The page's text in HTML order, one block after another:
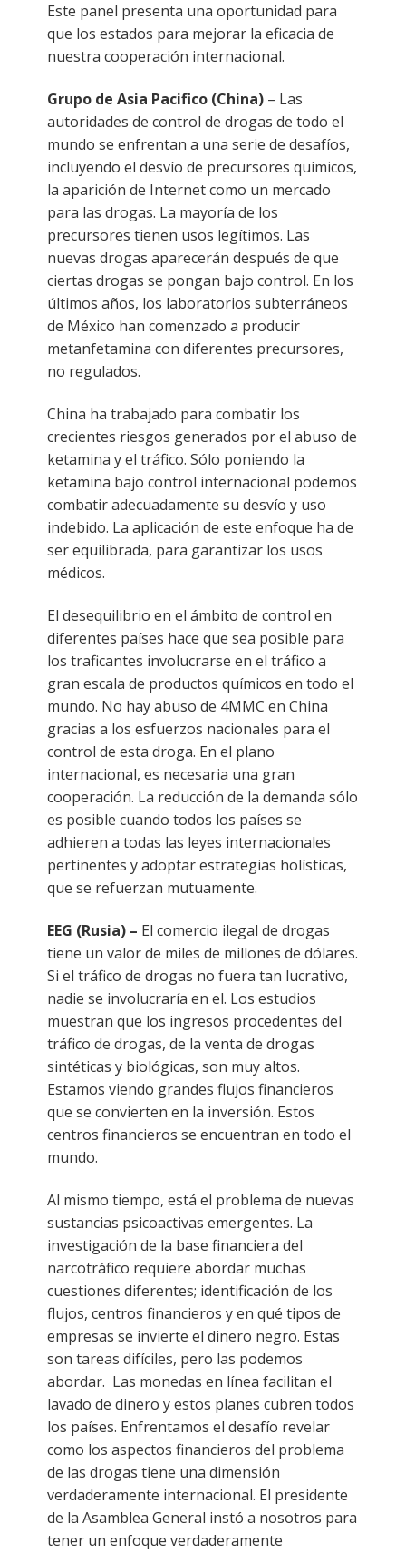
Este panel presenta una oportunidad para
que los estados para mejorar la eficacia de
nuestra cooperación internacional.
Grupo de Asia Pacifico (China) – Las
autoridades de control de drogas de todo el
mundo se enfrentan a una serie de desafíos,
incluyendo el desvío de precursores químicos,
la aparición de Internet como un mercado
para las drogas. La mayoría de los
precursores tienen usos legítimos. Las
nuevas drogas aparecerán después de que
ciertas drogas se pongan bajo control. En los
últimos años, los laboratorios subterráneos
de México han comenzado a producir
metanfetamina con diferentes precursores,
no regulados.
China ha trabajado para combatir los
crecientes riesgos generados por el abuso de
ketamina y el tráfico. Sólo poniendo la
ketamina bajo control internacional podemos
combatir adecuadamente su desvío y uso
indebido. La aplicación de este enfoque ha de
ser equilibrada, para garantizar los usos
médicos.
El desequilibrio en el ámbito de control en
diferentes países hace que sea posible para
los traficantes involucrarse en el tráfico a
gran escala de productos químicos en todo el
mundo. No hay abuso de 4MMC en China
gracias a los esfuerzos nacionales para el
control de esta droga. En el plano
internacional, es necesaria una gran
cooperación. La reducción de la demanda sólo
es posible cuando todos los países se
adhieren a todas las leyes internacionales
pertinentes y adoptar estrategias holísticas,
que se refuerzan mutuamente.
EEG (Rusia) – El comercio ilegal de drogas
tiene un valor de miles de millones de dólares.
Si el tráfico de drogas no fuera tan lucrativo,
nadie se involucraría en el. Los estudios
muestran que los ingresos procedentes del
tráfico de drogas, de la venta de drogas
sintéticas y biológicas, son muy altos.
Estamos viendo grandes flujos financieros
que se convierten en la inversión. Estos
centros financieros se encuentran en todo el
mundo.
Al mismo tiempo, está el problema de nuevas
sustancias psicoactivas emergentes. La
investigación de la base financiera del
narcotráfico requiere abordar muchas
cuestiones diferentes; identificación de los
flujos, centros financieros y en qué tipos de
empresas se invierte el dinero negro. Estas
son tareas difíciles, pero las podemos
abordar. Las monedas en línea facilitan el
lavado de dinero y estos planes cubren todos
los países. Enfrentamos el desafío revelar
como los aspectos financieros del problema
de las drogas tiene una dimensión
verdaderamente internacional. El presidente
de la Asamblea General instó a nosotros para
tener un enfoque verdaderamente